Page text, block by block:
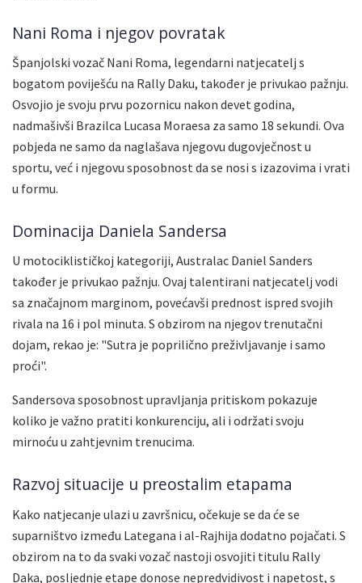
Nani Roma i njegov povratak
Španjolski vozač Nani Roma, legendarni natjecatelj s
bogatom poviješću na Rally Daku, također je privukao pažnju.
Osvojio je svoju prvu pozornicu nakon devet godina,
nadmašivši Brazilca Lucasa Moraesa za samo 18 sekundi. Ova
pobjeda ne samo da naglašava njegovu dugovječnost u
sportu, već i njegovu sposobnost da se nosi s izazovima i vrati
u formu.
Dominacija Daniela Sandersa
U motociklističkoj kategoriji, Australac Daniel Sanders
također je privukao pažnju. Ovaj talentirani natjecatelj vodi
sa značajnom marginom, povećavši prednost ispred svojih
rivala na 16 i pol minuta. S obzirom na njegov trenutačni
dojam, rekao je: "Sutra je poprilično preživljavanje i samo
proći".
Sandersova sposobnost upravljanja pritiskom pokazuje
koliko je važno pratiti konkurenciju, ali i održati svoju
mirnoću u zahtjevnim trenucima.
Razvoj situacije u preostalim etapama
Kako natjecanje ulazi u završnicu, očekuje se da će se
suparništvo između Lategana i al-Rajhija dodatno pojačati. S
obzirom na to da svaki vozač nastoji osvojiti titulu Rally
Daka, posljednje etape donose nepredvidivost i napetost, s